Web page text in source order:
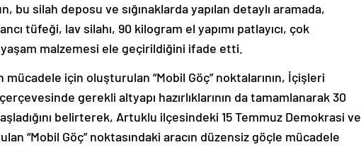
bu silah deposu ve sığınaklarda yapılan detaylı aramada,
tüfeği, lav silahı, 90 kilogram el yapımı patlayıcı, çok
malzemesi ele geçirildiğini ifade etti.
için oluşturulan “Mobil Göç” noktalarının, İçişleri
çerçevesinde gerekli altyapı hazırlıklarının da tamamlanarak 30
belirterek, Artuklu ilçesindeki 15 Temmuz Demokrasi ve
“Mobil Göç” noktasındaki aracın düzensiz göçle mücadele